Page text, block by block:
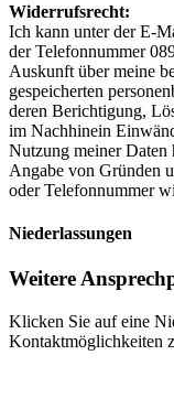
Widerrufsrecht:
Ich kann unter der E-
der Telefonnummer
Auskunft über meine
gespeicherten
deren Berichtigung,
im Nachhinein
Nutzung meiner
Angabe von Gründen
oder Telefonnummer
Niederlassungen
Weitere
Klicken Sie auf eine
Kontaktmöglichkeiten